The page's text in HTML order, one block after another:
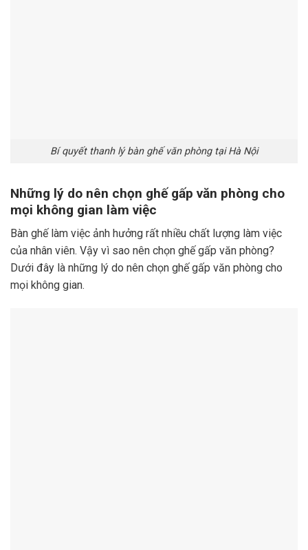
Bí quyết thanh lý bàn ghế văn phòng tại Hà Nội
Những lý do nên chọn ghế gấp văn phòng cho
mọi không gian làm việc
Bàn ghế làm việc ảnh hưởng rất nhiều chất lượng làm việc
của nhân viên. Vậy vì sao nên chọn ghế gấp văn phòng?
Dưới đây là những lý do nên chọn ghế gấp văn phòng cho
mọi không gian.